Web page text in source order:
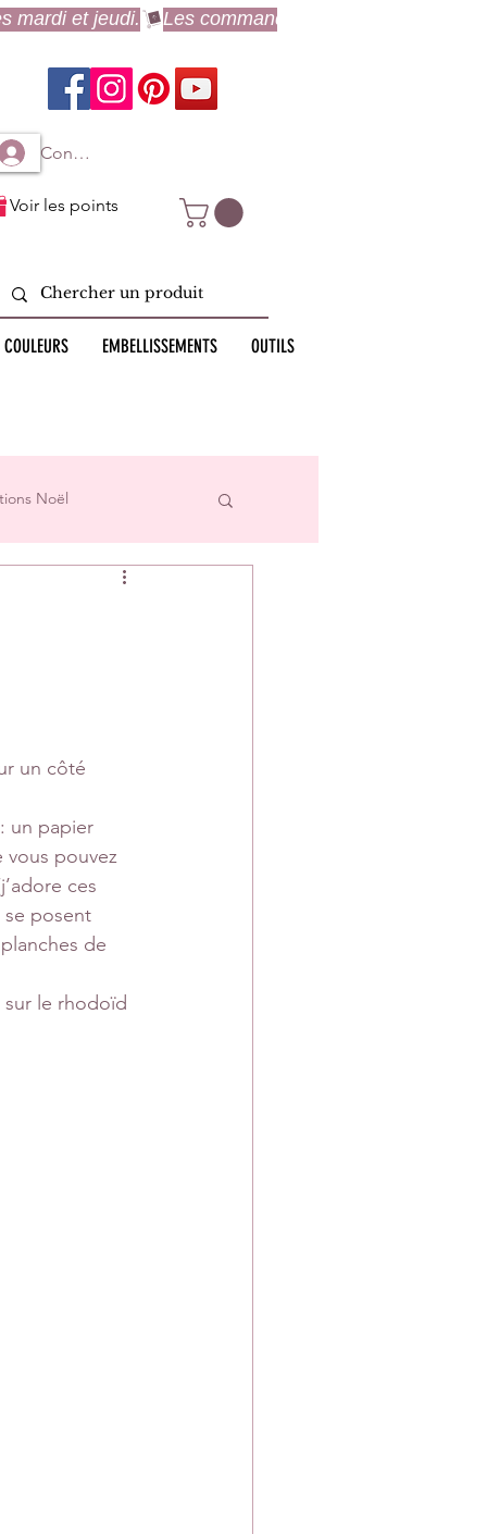
Connexion à mon compte
Voir les points
EMBELLISSEMENTS OUTILS
Noël
Créative
un côté
un papier
vous pouvez
ces
se posent
de
sur le rhodoïd